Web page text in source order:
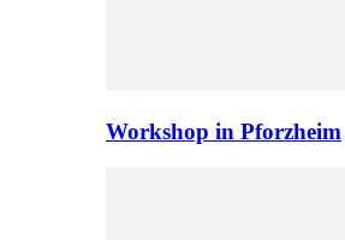
Workshop in Pforzheim